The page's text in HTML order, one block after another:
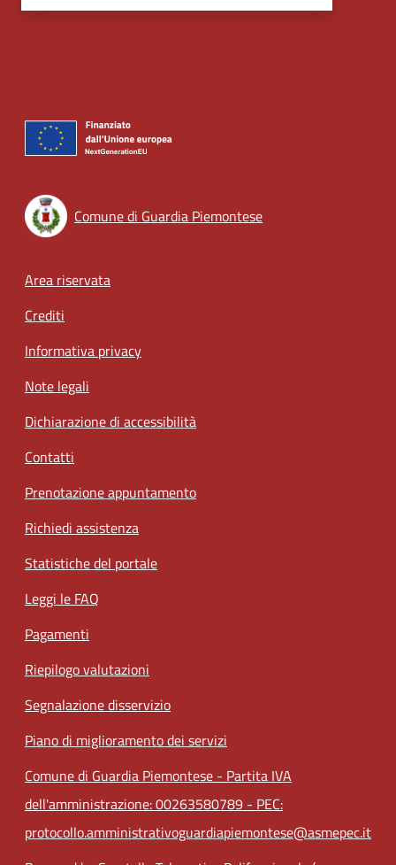
Comune di Guardia Piemontese
Footer menu
Area riservata
Crediti
Informativa privacy
Note legali
Dichiarazione di accessibilità
Contatti
Prenotazione appuntamento
Richiedi assistenza
Statistiche del portale
Leggi le FAQ
Pagamenti
Riepilogo valutazioni
Segnalazione disservizio
Piano di miglioramento dei servizi
Comune di Guardia Piemontese - Partita IVA
dell'amministrazione: 00263580789 - PEC:
protocollo.amministrativoguardiapiemontese@asmepec.it